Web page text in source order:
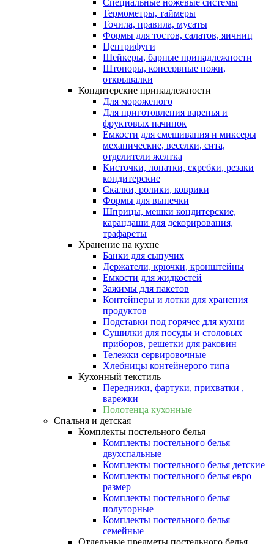
Специальные ножевые системы
Термометры, таймеры
Точила, правила, мусаты
Формы для тостов, салатов, яичниц
Центрифуги
Шейкеры, барные принадлежности
Штопоры, консервные ножи,
открывалки
Кондитерские принадлежности
Для мороженого
Для приготовления варенья и
фруктовых начинок
Емкости для смешивания и миксеры
механические, веселки, сита,
отделители желтка
Кисточки, лопатки, скребки, резаки
кондитерские
Скалки, ролики, коврики
Формы для выпечки
Шприцы, мешки кондитерские,
карандаши для декорирования,
трафареты
Хранение на кухне
Банки для сыпучих
Держатели, крючки, кронштейны
Емкости для жидкостей
Зажимы для пакетов
Контейнеры и лотки для хранения
продуктов
Подставки под горячее для кухни
Сушилки для посуды и столовых
приборов, решетки для раковин
Тележки сервировочные
Хлебницы контейнерого типа
Кухонный текстиль
Передники, фартуки, прихватки ,
варежки
Полотенца кухонные
Спальня и детская
Комплекты постельного белья
Комплекты постельного белья
двухспальные
Комплекты постельного белья детские
Комплекты постельного белья евро
размер
Комплекты постельного белья
полуторные
Комплекты постельного белья
семейные
Отдельные предметы постельного белья